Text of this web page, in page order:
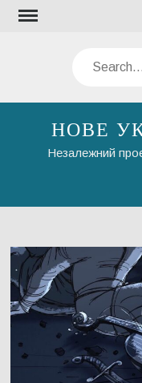
Skip
Search
НОВЕ
Незалежний